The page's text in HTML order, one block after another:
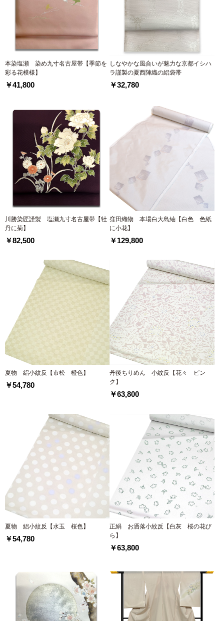
本染塩瀬 染め九寸名古屋帯【季節を
彩る花模様】
￥41,800
しなやかな風合いが魅力な京都イシハ
ラ謹製の夏西陣織の絽袋帯
￥32,780
川勝染匠謹製 塩瀬九寸名古屋帯【牡
丹に菊】
￥82,500
窪田織物 本場白大島紬【白色 色紙
に小花】
￥129,800
夏物 絽小紋反【市松 橙色】
￥54,780
丹後ちりめん 小紋反【花々 ピン
ク】
￥63,800
夏物 絽小紋反【水玉 桜色】
￥54,780
正絹 お洒落小紋反【白灰 桜の花び
ら】
￥63,800